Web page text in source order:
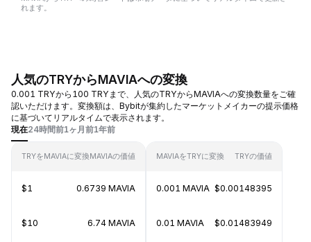
れます。
人気のTRYからMAVIAへの変換
0.001 TRYから100 TRYまで、人気のTRYからMAVIAへの変換数量をご確
認いただけます。変換額は、Bybitが集約したマーケットメイカーの提示価格
に基づいてリアルタイムで表示されます。
現在24時間前1ヶ月前1年前
TRYをMAVIAに変換MAVIAの価値
$1 0.6739 MAVIA
$10 6.74 MAVIA
MAVIAをTRYに変換 TRYの価値
0.001 MAVIA $0.00148395
0.01 MAVIA $0.01483949